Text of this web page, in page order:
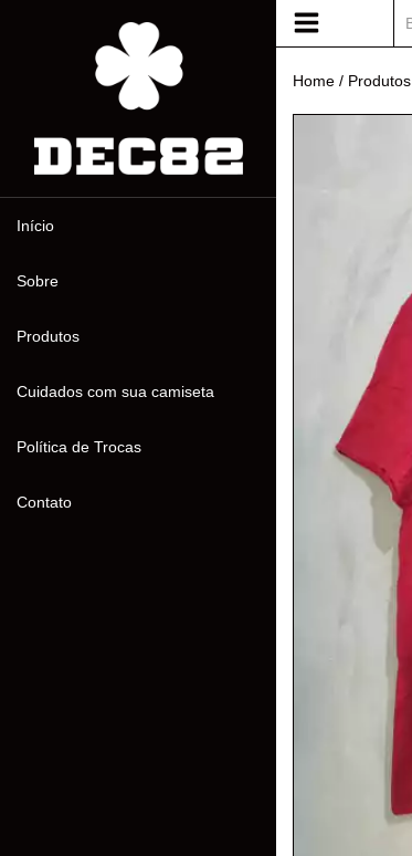
Início
Sobre
Produtos
Cuidados com sua camiseta
Política de Trocas
Contato
Home / Produtos